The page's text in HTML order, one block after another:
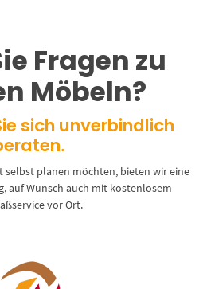
Fragen zu
Möbeln?
sich unverbindlich
selbst planen möchten, bieten wir eine
auf Wunsch auch mit kostenlosem
vor Ort.